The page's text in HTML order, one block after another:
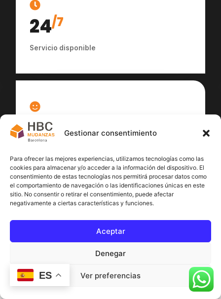
Gestionar consentimiento
Para ofrecer las mejores experiencias, utilizamos tecnologías como las
cookies para almacenar y/o acceder a la información del dispositivo. El
consentimiento de estas tecnologías nos permitirá procesar datos como
el comportamiento de navegación o las identificaciones únicas en este
sitio. No consentir o retirar el consentimiento, puede afectar
negativamente a ciertas características y funciones.
Aceptar
Denegar
Ver preferencias
24/7
Servicio disponible
100
ES